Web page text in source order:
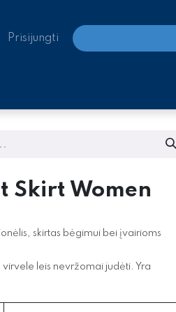
Prisijungti
Skirt Women
skirtas bėgimui bei įvairioms
leis nevržomai judėti. Yra